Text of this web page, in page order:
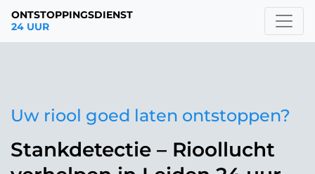
ONTSTOPPINGSDIENST
24 UUR
Uw riool goed laten ontstoppen?
Stankdetectie – Rioollucht